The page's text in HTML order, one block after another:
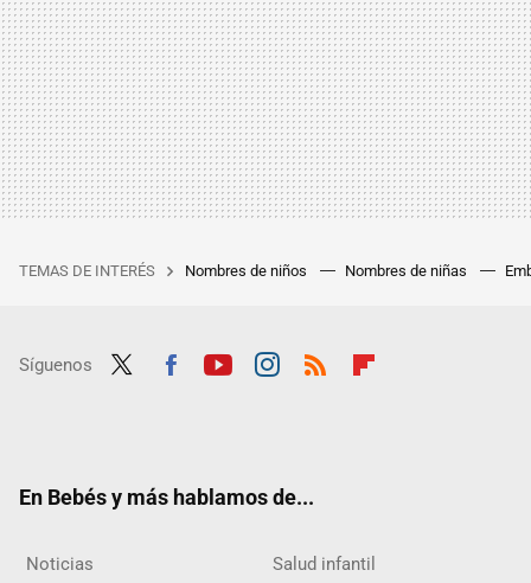
TEMAS DE INTERÉS Nombres de niños Nombres de niñas
Síguenos
En Bebés y más hablamos de...
Noticias Salud infantil